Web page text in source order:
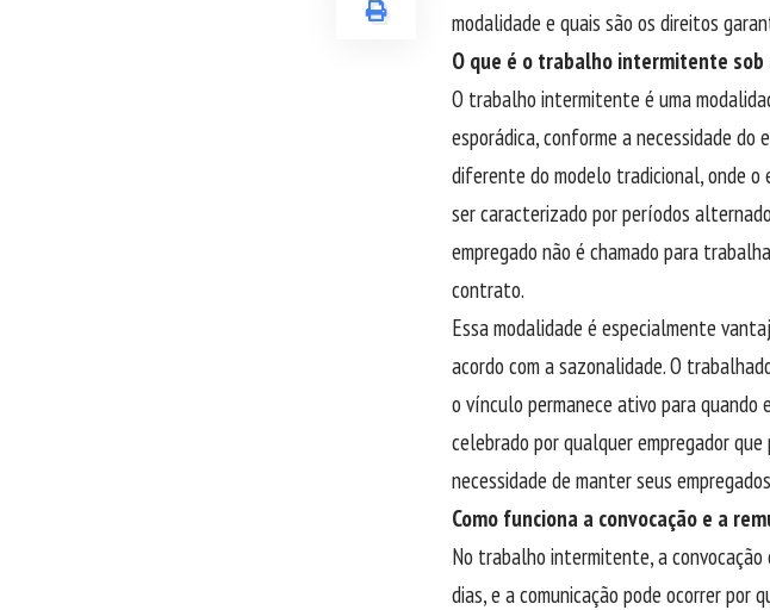
modalidade e quais são os direitos
O que é o trabalho intermitente sob
O trabalho intermitente é uma
esporádica, conforme a necessidade do
diferente do modelo tradicional, onde
ser caracterizado por períodos
empregado não é chamado para
contrato.
Essa modalidade é especialmente
acordo com a sazonalidade. O
o vínculo permanece ativo para
celebrado por qualquer empregador
necessidade de manter seus
Como funciona a convocação e a
No trabalho intermitente, a
dias, e a comunicação pode ocorrer por